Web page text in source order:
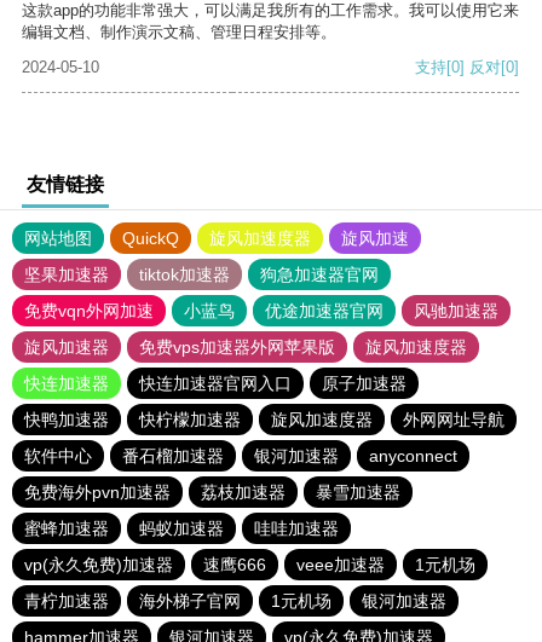
这款app的功能非常强大，可以满足我所有的工作需求。我可以使用它来
编辑文档、制作演示文稿、管理日程安排等。
2024-05-10
支持[0] 反对[0]
友情链接
网站地图 QuickQ 旋风加速度器
旋风加速
坚果加速器
tiktok加速器
狗急加速器官网
免费vqn外网加速
小蓝鸟 优途加速器官网
风驰加速器
旋风加速器
免费vps加速器外网苹果版
旋风加速度器
快连加速器
快连加速器官网入口
原子加速器
快鸭加速器
快柠檬加速器 旋风加速度器
外网网址导航
软件中心
番石榴加速器 银河加速器
anyconnect
免费海外pvn加速器
荔枝加速器
暴雪加速器
蜜蜂加速器
蚂蚁加速器
哇哇加速器
vp(永久免费)加速器
速鹰666 veee加速器
1元机场
青柠加速器
海外梯子官网 1元机场
银河加速器
hammer加速器
银河加速器 vp(永久免费)加速器